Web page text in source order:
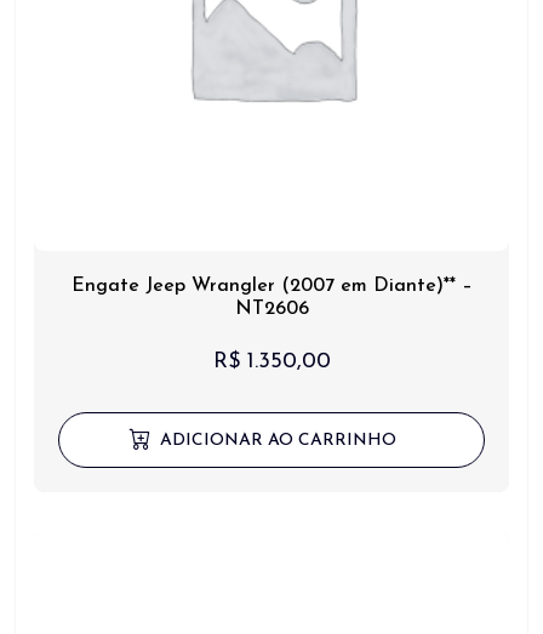
Engate Jeep Wrangler (2007 em Diante)** –
NT2606
R$1.350,00
ADICIONAR AO CARRINHO